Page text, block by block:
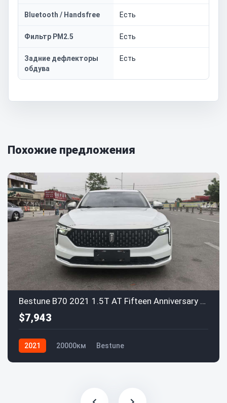
Bluetooth / Handsfree Есть
Фильтр PM2.5 Есть
Задние дефлекторы
обдува
Есть
Похожие предложения
Bestune B70 2021 1.5T AT Fifteen Anniversary Edition
$7,943
2021 20000км Bestune